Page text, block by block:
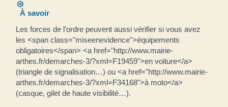
À savoir
Les forces de l'ordre peuvent aussi vérifier si vous avez
les <span class="miseenevidence">équipements
obligatoires</span> <a href="http://www.mairie-
arthes.fr/demarches-3/?xml=F19459">en voiture</a>
(triangle de signalisation…) ou <a href="http://www.mairie-
arthes.fr/demarches-3/?xml=F34168">à moto</a>
(casque, gilet de haute visibilité…).